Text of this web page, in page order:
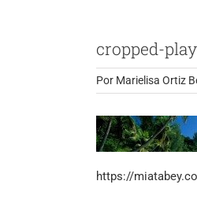
cropped-
Por Marielisa Ortiz
https://